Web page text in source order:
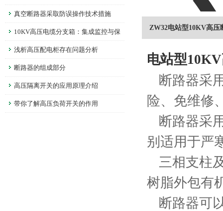
真空断路器采取防误操作技术措施
10KV高压电缆分支箱：集成监控与保
护，提升电网运行可靠性
浅析高压配电柜存在问题分析
断路器的组成部分
高压隔离开关的应用原理介绍
带你了解高压负荷开关的作用
ZW32电站型10KV高压
电站型
断路器采
险、免维修
断路器采
别适用于严
三相支柱
树脂外包有
断路器可